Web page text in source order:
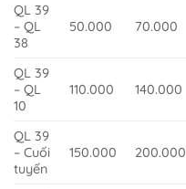
QL 39
– QL
38
50.000 70.000
QL 39
– QL
10
110.000 140.000
QL 39
– Cuối
tuyến
150.000 200.000